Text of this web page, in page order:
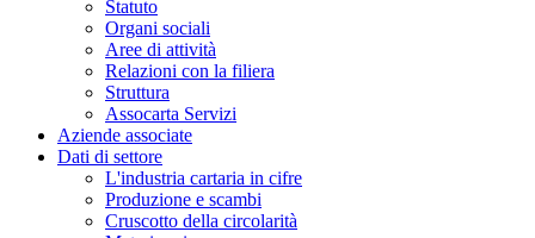
Statuto
Organi sociali
Aree di attività
Relazioni con la filiera
Struttura
Assocarta Servizi
Aziende associate
Dati di settore
L'industria cartaria in cifre
Produzione e scambi
Cruscotto della circolarità